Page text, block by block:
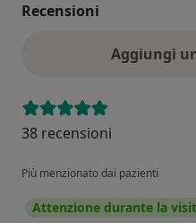
Recensioni
Aggiungi
38 recensioni
Più menzionato dai pazienti
Attenzione durante la